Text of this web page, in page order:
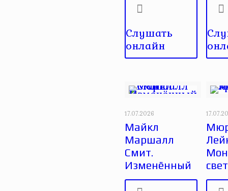
Слушать
онлайн
17.07.2026
Майкл
Маршалл
Смит.
Изменённый